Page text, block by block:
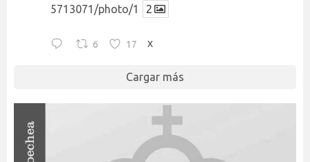
5713071/photo/1
2
6 17 X
Cargar más